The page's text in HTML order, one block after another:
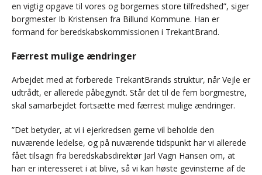
en vigtig opgave til vores og borgernes store tilfredshed”, siger
borgmester Ib Kristensen fra Billund Kommune. Han er
formand for beredskabskommissionen i TrekantBrand.
Færrest mulige ændringer
Arbejdet med at forberede TrekantBrands struktur, når Vejle er
udtrådt, er allerede påbegyndt. Står det til de fem borgmestre,
skal samarbejdet fortsætte med færrest mulige ændringer.
”Det betyder, at vi i ejerkredsen gerne vil beholde den
nuværende ledelse, og på nuværende tidspunkt har vi allerede
fået tilsagn fra beredskabsdirektør Jarl Vagn Hansen om, at
han er interesseret i at blive, så vi kan høste gevinsterne af de